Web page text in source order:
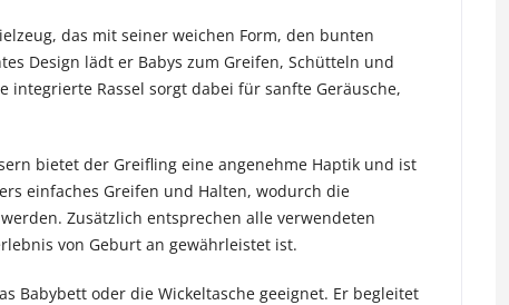
das mit seiner weichen Form, den bunten
Design lädt er Babys zum Greifen, Schütteln und
Rassel sorgt dabei für sanfte Geräusche,
bietet der Greifling eine angenehme Haptik und ist
einfaches Greifen und Halten, wodurch die
Zusätzlich entsprechen alle verwendeten
von Geburt an gewährleistet ist.
Babybett oder die Wickeltasche geeignet. Er begleitet